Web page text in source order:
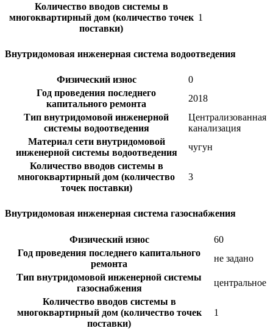
Количество вводов системы в
многоквартирный дом (количество точек
поставки)
1
Внутридомовая инженерная система водоотведения
Физический износ
0
Год проведения последнего
капитального ремонта
2018
Тип внутридомовой инженерной
системы водоотведения
Централизованная
канализация
Материал сети внутридомовой
инженерной системы водоотведения
чугун
Количество вводов системы в
многоквартирный дом (количество
точек поставки)
3
Внутридомовая инженерная система газоснабжения
Физический износ
60
Год проведения последнего капитального
ремонта
не задано
Тип внутридомовой инженерной системы
газоснабжения
центральное
Количество вводов системы в
многоквартирный дом (количество точек
поставки)
1